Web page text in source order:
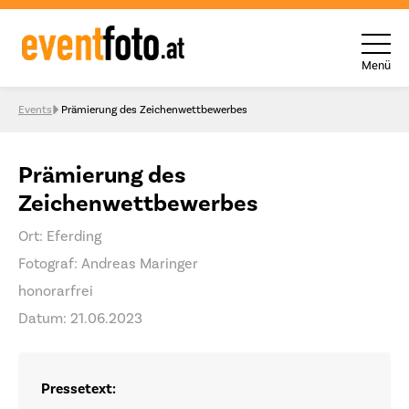
Skip to content
Menü
Events Prämierung des Zeichenwettbewerbes
Prämierung des
Zeichenwettbewerbes
Ort: Eferding
Fotograf: Andreas Maringer
honorarfrei
Datum: 21.06.2023
Pressetext: